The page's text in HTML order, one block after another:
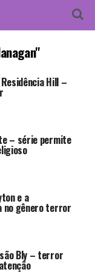
Hill –
– série permite
e a
no gênero terror
Bly – terror